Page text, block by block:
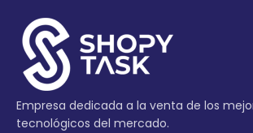
Empresa dedicada a la venta de los
tecnológicos del mercado.